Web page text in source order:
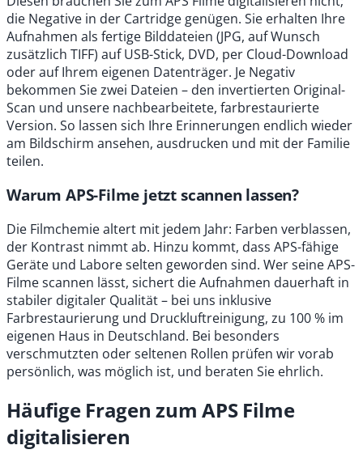
die Negative in der Cartridge genügen. Sie erhalten Ihre
Aufnahmen als fertige Bilddateien (JPG, auf Wunsch
zusätzlich TIFF) auf USB-Stick, DVD, per Cloud-Download
oder auf Ihrem eigenen Datenträger. Je Negativ
bekommen Sie zwei Dateien – den invertierten Original-
Scan und unsere nachbearbeitete, farbrestaurierte
Version. So lassen sich Ihre Erinnerungen endlich wieder
am Bildschirm ansehen, ausdrucken und mit der Familie
teilen.
Warum APS-Filme jetzt scannen lassen?
Die Filmchemie altert mit jedem Jahr: Farben verblassen,
der Kontrast nimmt ab. Hinzu kommt, dass APS-fähige
Geräte und Labore selten geworden sind. Wer seine APS-
Filme scannen lässt, sichert die Aufnahmen dauerhaft in
stabiler digitaler Qualität – bei uns inklusive
Farbrestaurierung und Druckluftreinigung, zu 100 % im
eigenen Haus in Deutschland. Bei besonders
verschmutzten oder seltenen Rollen prüfen wir vorab
persönlich, was möglich ist, und beraten Sie ehrlich.
Häufige Fragen zum APS Filme
digitalisieren